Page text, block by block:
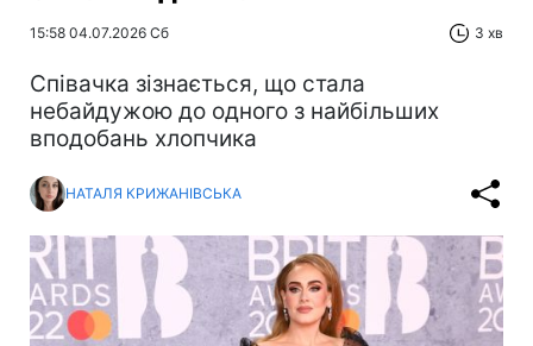
15:58 04.07.2026 Сб 3 хв
Співачка зізнається, що стала
небайдужою до одного з найбільших
вподобань хлопчика
НАТАЛЯ КРИЖАНІВСЬКА